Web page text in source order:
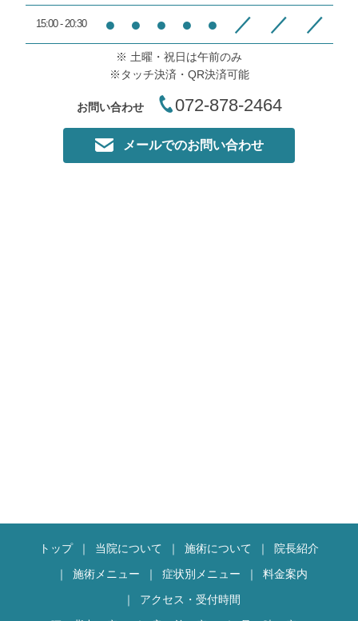
15:00 - 20:30 ● ● ● ● ● ／ ／ ／
※ 土曜・祝日は午前のみ
※タッチ決済・QR決済可能
お問い合わせ 072-878-2464
メールでのお問い合わせ
トップ 当院について 施術について
院長紹介
施術メニュー
症状別メニュー
料金案内
アクセス・受付時間